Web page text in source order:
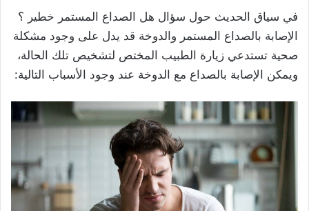
في سياق الحديث حول سؤال هل الصداع المستمر خطير ؟
الإصابة بالصداع المستمر والدوخة قد يدل على وجود مشكلة
صحية تستدعي زيارة الطبيب المختص لتشخيص تلك الحالة،
ويمكن الإصابة بالصداع مع الدوخة عند وجود الأسباب التالية: